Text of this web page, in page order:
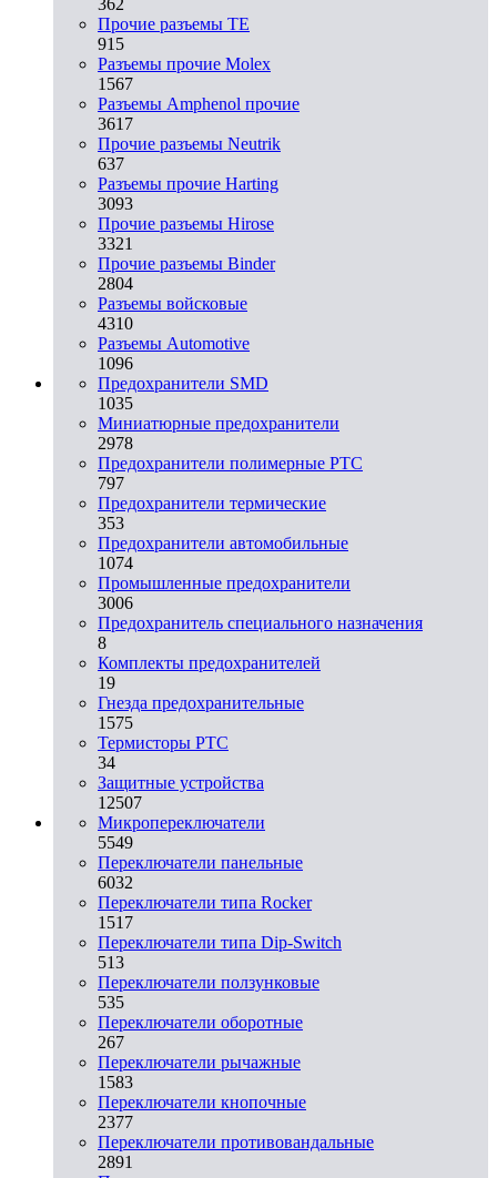
Прочие разъемы TE
915
Разъемы прочие Molex
1567
Разъемы Amphenol прочие
3617
Прочие разъемы Neutrik
637
Разъемы прочие Harting
3093
Прочие разъемы Hirose
3321
Прочие разъемы Binder
2804
Разъемы войсковые
4310
Разъeмы Automotive
1096
Предохранители SMD
1035
Миниатюрные предохранители
2978
Предохранители полимерные PTC
797
Предохранители термические
353
Предохранители автомобильные
1074
Промышленные предохранители
3006
Предохранитель специального назначения
8
Комплекты предохранителей
19
Гнезда предохранительные
1575
Термисторы PTC
34
Защитные устройства
12507
Микропереключатели
5549
Переключатели панельные
6032
Переключатели типа Rocker
1517
Переключатели типа Dip-Switch
513
Переключатели ползунковые
535
Переключатели оборотные
267
Переключатели рычажные
1583
Переключатели кнопочные
2377
Переключатели противовандальные
2891